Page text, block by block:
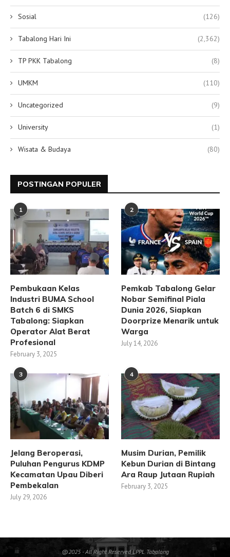
Sosial (126)
Tabalong Hari Ini (2,362)
TP PKK Tabalong (8)
UMKM (110)
Uncategorized (9)
University (1)
Wisata & Budaya (80)
POSTINGAN POPULER
1
Pembukaan Kelas
Industri BUMA School
Batch 6 di SMKS
Tabalong: Siapkan
Operator Alat Berat
Profesional
February 3, 2025
2
Pemkab Tabalong Gelar
Nobar Semifinal Piala
Dunia 2026, Siapkan
Doorprize Menarik untuk
Warga
July 14, 2026
3
Jelang Beroperasi,
Puluhan Pengurus KDMP
Kecamatan Upau Diberi
Pembekalan
July 29, 2026
4
Musim Durian, Pemilik
Kebun Durian di Bintang
Ara Raup Jutaan Rupiah
February 3, 2025
@2025 - All Right Reserved LPPL Tabalong